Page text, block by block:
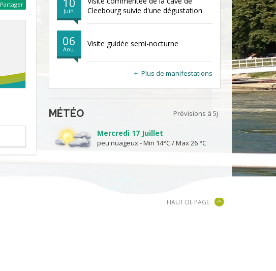
Partager
Juin.
Cleebourg suivie d'une dégustation
06
Aou.
Visite guidée semi-nocturne
Plus de manifestations
MÉTÉO Prévisions à 5j
Mercredi 17 Juillet
peu nuageux - Min 14°C / Max 26 °C
HAUT DE PAGE